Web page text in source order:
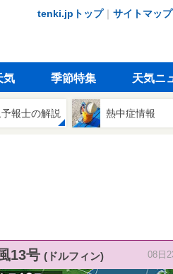
tenki.jpトップ｜ サイトマップ
気 季節特集 天気ニ
報士の解説 熱中症情報
13号 (ドルフィン) 08日